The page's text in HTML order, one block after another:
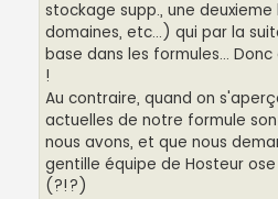
stockage supp., une deuxieme
domaines, etc...) qui par la
base dans les formules...
!
Au contraire, quand on
actuelles de notre formule
nous avons, et que nous
gentille équipe de Hosteur
(?!?)